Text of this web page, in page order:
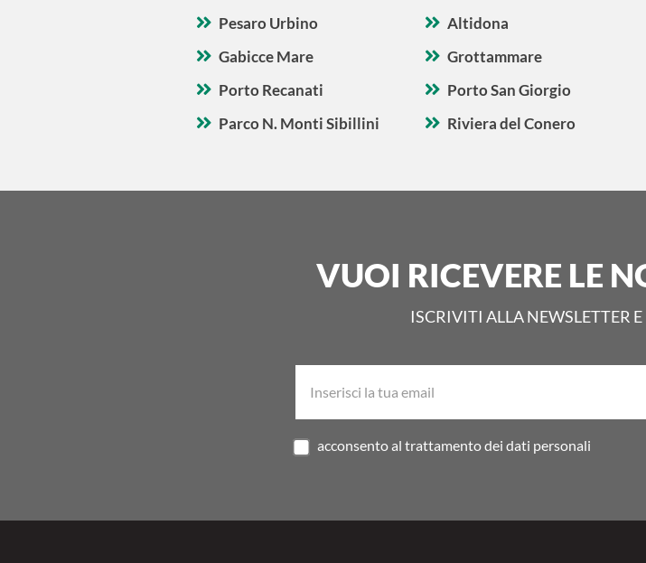
Pesaro Urbino
Altidona
Gabicce Mare
Grottammare
Porto Recanati
Porto San Giorgio
Parco N. Monti Sibillini
Riviera del Conero
VUOI RICEVERE LE
ISCRIVITI ALLA NEWSLETTER
acconsento al trattamento dei dati personali